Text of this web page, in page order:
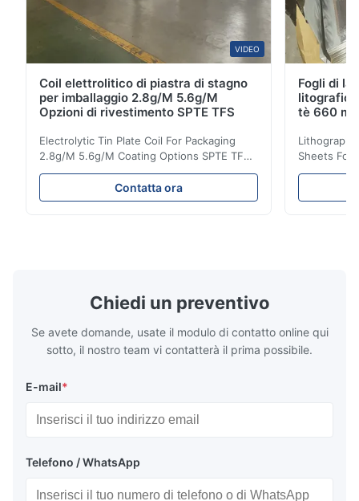
VIDEO
Coil elettrolitico di piastra di stagno
per imballaggio 2.8g/M 5.6g/M
Opzioni di rivestimento SPTE TFS
Electrolytic Tin Plate Coil For Packaging
2.8g/M 5.6g/M Coating Options SPTE TFS
Electrolytic Tin Plate Coil for Packaging -
2.8/2.8 & 5.6/5.6g/m Coating Options SPTE
TFS Electrolytic Tin Plate (ETP) represents
robust and adaptable. Engineered
specifically for
Contatta ora
Fogli di
tè 660
Sheets For
929mm
packaging
Chiedi un preventivo
Se avete domande, usate il modulo di contatto online qui
sotto, il nostro team vi contatterà il prima possibile.
E-mail*
Telefono / WhatsApp